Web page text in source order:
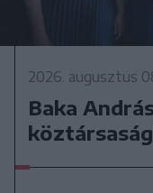
2026. augusztus
Baka